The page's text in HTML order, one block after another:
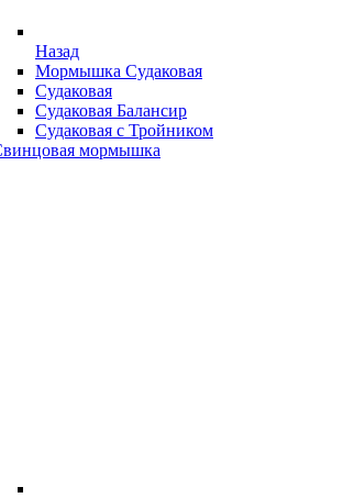
Назад
Мормышка Судаковая
Судаковая
Судаковая Балансир
Судаковая с Тройником
мормышка